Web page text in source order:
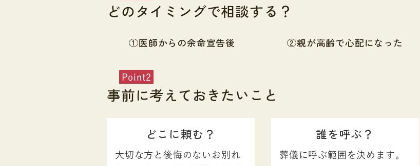
どのタイミングで相談する？
①医師からの余命宣告後 ②親が高齢で心配になった
Point2
事前に考えておきたいこと
どこに頼む？
大切な方と後悔のないお別れ
誰を呼ぶ？
葬儀に呼ぶ範囲を決めます。